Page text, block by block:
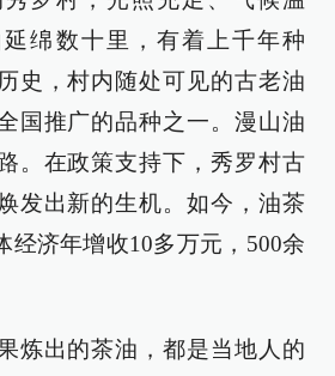
绵数十里，有着上千年种
史，村内随处可见的古老油
国推广的品种之一。漫山油
。在政策支持下，秀罗村古
发出新的生机。如今，油茶
经济年增收10多万元，500余
炼出的茶油，都是当地人的